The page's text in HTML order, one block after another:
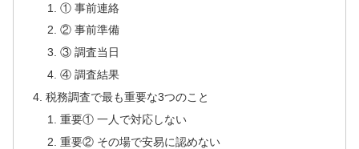
① 事前連絡
② 事前準備
③ 調査当日
④ 調査結果
税務調査で最も重要な3つのこと
重要① 一人で対応しない
重要② その場で安易に認めない